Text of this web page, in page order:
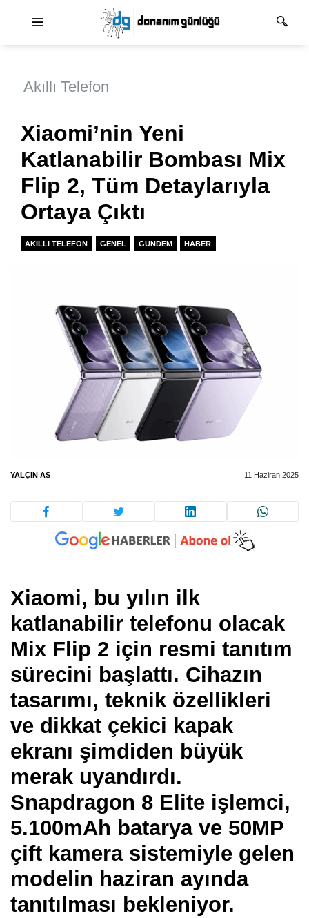
Akıllı Telefon
Xiaomi’nin Yeni
Katlanabilir Bombası Mix
Flip 2, Tüm Detaylarıyla
Ortaya Çıktı
AKILLI TELEFON GENEL GUNDEM HABER
YALÇIN AS 11 Haziran 2025
Xiaomi, bu yılın ilk
katlanabilir telefonu olacak
Mix Flip 2 için resmi tanıtım
sürecini başlattı. Cihazın
tasarımı, teknik özellikleri
ve dikkat çekici kapak
ekranı şimdiden büyük
merak uyandırdı.
Snapdragon 8 Elite işlemci,
5.100mAh batarya ve 50MP
çift kamera sistemiyle gelen
modelin haziran ayında
tanıtılması bekleniyor.